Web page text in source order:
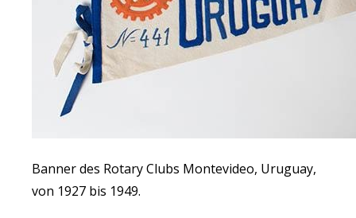
Banner des Rotary Clubs Montevideo, Uruguay,
von 1927 bis 1949.